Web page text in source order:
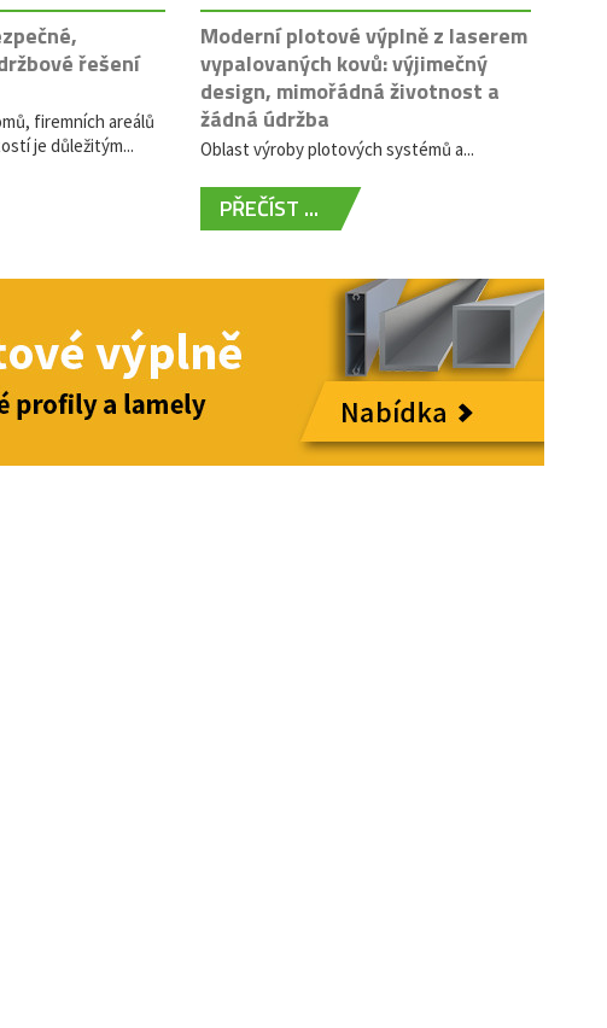
řešení
firemních areálů
je důležitým...
Moderní plotové výplně z laserem
vypalovaných kovů: výjimečný
design, mimořádná životnost a
žádná údržba
Oblast výroby plotových systémů a...
PŘEČÍST ...